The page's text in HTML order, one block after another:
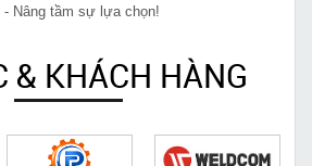
- Nâng tầm sự lựa chọn!
& KHÁCH HÀNG